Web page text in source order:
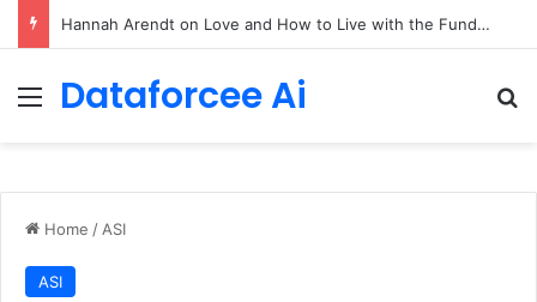
90/90 rule for decluttering + the fix everything smoothie
Menu
Dataforcee Ai
Home / ASI
ASI